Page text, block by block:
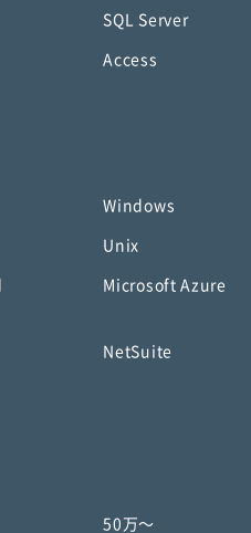
SQL Server
Access
Windows
Unix
Microsoft Azure
NetSuite
50万〜